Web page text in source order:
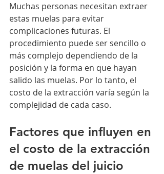
Muchas personas necesitan extraer
estas muelas para evitar
complicaciones futuras. El
procedimiento puede ser sencillo o
más complejo dependiendo de la
posición y la forma en que hayan
salido las muelas. Por lo tanto, el
costo de la extracción varía según la
complejidad de cada caso.
Factores que influyen en
el costo de la extracción
de muelas del juicio